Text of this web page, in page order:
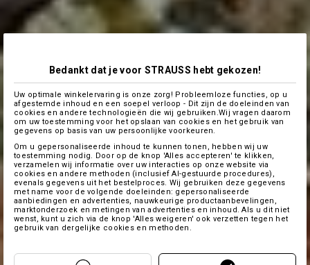
Bedankt dat je voor STRAUSS hebt gekozen!
Uw optimale winkelervaring is onze zorg! Probleemloze functies, op u
afgestemde inhoud en een soepel verloop - Dit zijn de doeleinden van
cookies en andere technologieën die wij gebruiken.Wij vragen daarom
om uw toestemming voor het opslaan van cookies en het gebruik van
gegevens op basis van uw persoonlijke voorkeuren.
Om u gepersonaliseerde inhoud te kunnen tonen, hebben wij uw
toestemming nodig. Door op de knop 'Alles accepteren' te klikken,
verzamelen wij informatie over uw interacties op onze website via
cookies en andere methoden (inclusief AI-gestuurde procedures),
evenals gegevens uit het bestelproces. Wij gebruiken deze gegevens
met name voor de volgende doeleinden: gepersonaliseerde
aanbiedingen en advertenties, nauwkeurige productaanbevelingen,
marktonderzoek en metingen van advertenties en inhoud. Als u dit niet
wenst, kunt u zich via de knop 'Alles weigeren' ook verzetten tegen het
gebruik van dergelijke cookies en methoden.